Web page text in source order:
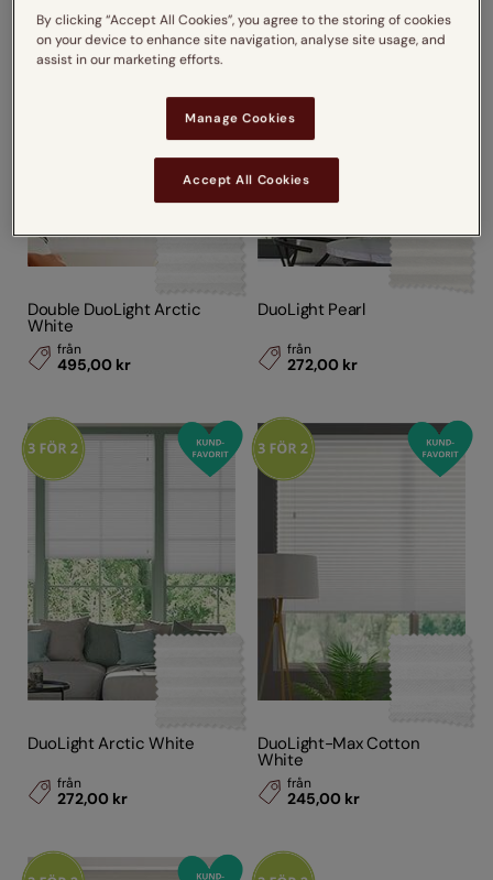
Double DuoLight Arctic
White
från
495,00 kr
DuoLight Pearl
från
272,00 kr
DuoLight Arctic White
från
272,00 kr
DuoLight-Max Cotton
White
från
245,00 kr
By clicking “Accept All Cookies”, you agree to the storing of cookies
on your device to enhance site navigation, analyse site usage, and
assist in our marketing efforts.
Manage Cookies
Accept All Cookies